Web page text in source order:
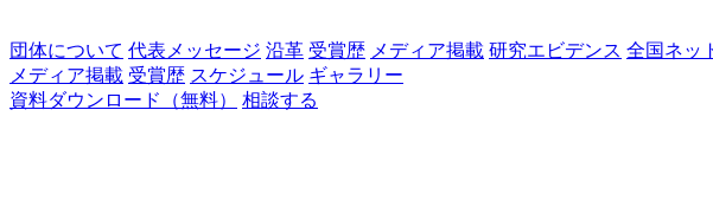
団体について 代表メッセージ 沿革 受賞歴 メディア掲載 研究エビデンス 全国ネッ
メディア掲載 受賞歴 スケジュール ギャラリー
資料ダウンロード（無料）
相談する